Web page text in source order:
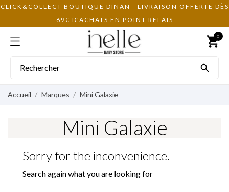
CLICK&COLLECT BOUTIQUE DINAN - LIVRAISON OFFERTE DÈS
69€ D'ACHATS EN POINT RELAIS
shopping_cart
0

Accueil Marques Mini Galaxie
Mini Galaxie
Sorry for the inconvenience.
Search again what you are looking for